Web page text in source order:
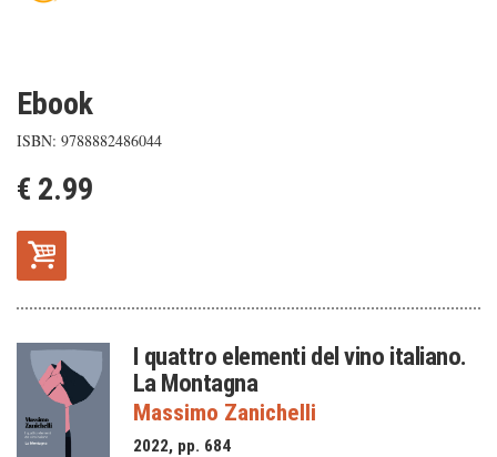
Ebook
ISBN: 9788882486044
€ 2.99
I quattro elementi del vino italiano.
La Montagna
Massimo Zanichelli
2022, pp. 684